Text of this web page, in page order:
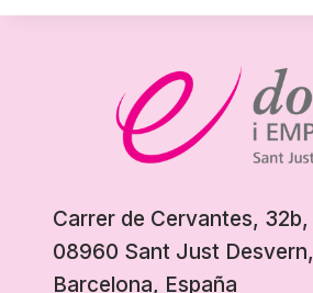
Carrer de Cervantes, 32b,
08960 Sant Just Desvern,
Barcelona, España